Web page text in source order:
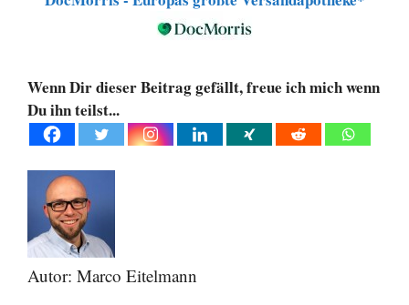
Wenn Dir dieser Beitrag gefällt, freue ich mich wenn
Du ihn teilst...
Autor: Marco Eitelmann